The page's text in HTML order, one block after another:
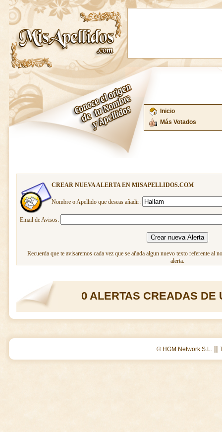
Inicio
Más Votados
CREAR NUEVA ALERTA EN MISAPELLIDOS.COM
Nombre o Apellido que deseas añadir:
Email de Avisos:
Recuerda que te avisaremos cada vez que se añada algun nuevo texto referente al
alerta.
0 ALERTAS CREADAS DE
© HGM Network S.L. ||